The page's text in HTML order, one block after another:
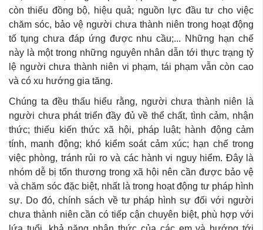
còn thiếu đồng bộ, hiệu quả; nguồn lực đầu tư cho việc
chăm sóc, bảo vệ người chưa thành niên trong hoạt động
tố tụng chưa đáp ứng được nhu cầu;... Những hạn chế
này là một trong những nguyên nhân dẫn tới thực trạng tỷ
lệ người chưa thành niên vi phạm, tái phạm vẫn còn cao
và có xu hướng gia tăng.
Chúng ta đều thấu hiểu rằng, người chưa thành niên là
người chưa phát triển đầy đủ về thể chất, tình cảm, nhận
thức; thiếu kiến thức xã hội, pháp luật; hành động cảm
tính, manh động; khó kiểm soát cảm xúc; hạn chế trong
việc phòng, tránh rủi ro và các hành vi nguy hiểm. Đây là
nhóm dễ bị tổn thương trong xã hội nên cần được bảo vệ
và chăm sóc đặc biệt, nhất là trong hoạt động tư pháp hình
sự. Do đó, chính sách về tư pháp hình sự đối với người
chưa thành niên cần có tiếp cận chuyên biệt, phù hợp với